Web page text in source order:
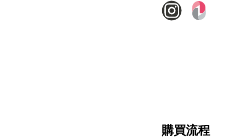
購買流程